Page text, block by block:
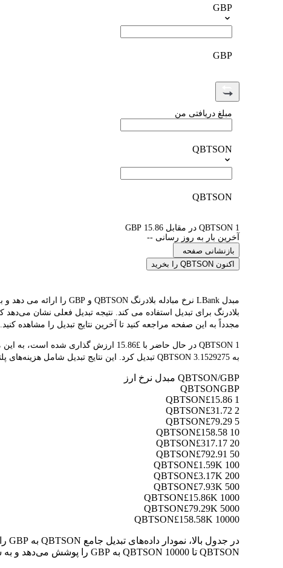
GBP
GBP
مبلغ دریافتی من
QBTSON
QBTSON
1 QBTSON در مقابل 15.86 GBP
آخرین بار به روز رسانی --
بازنشانی صفحه
اکنون QBTSON را بخرید
مجدداً به این صفحه مراجعه کنید تا آخرین نتایج تبدیل را مشاهده کنید.
به 3.1529275 QBTSON تبدیل کرد. این نتایج تبدیل شامل هزینه‌های پلتفرم یا هزینه‌های ماینر نمی‌شود.
QBTSON/GBP مبدل نرخ ارز
QBTSONGBP
1 QBTSON
£15.86
2 QBTSON
£31.72
5 QBTSON
£79.29
10 QBTSON
£158.58
20 QBTSON
£317.17
50 QBTSON
£792.91
100 QBTSON
£1.59K
200 QBTSON
£3.17K
500 QBTSON
£7.93K
1000 QBTSON
£15.86K
5000 QBTSON
£79.29K
10000 QBTSON
£158.58K
QBTSON تا 10000 QBTSON به GBP را پوشش می‌دهد و به شما امکان می‌دهد ارزش هر تبدیل را به وضوح درک کنید.